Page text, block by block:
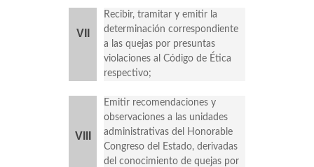
VII
Recibir, tramitar y emitir la
determinación correspondiente
a las quejas por presuntas
violaciones al Código de Ética
respectivo;
VIII
Emitir recomendaciones y
observaciones a las unidades
administrativas del Honorable
Congreso del Estado, derivadas
del conocimiento de quejas por